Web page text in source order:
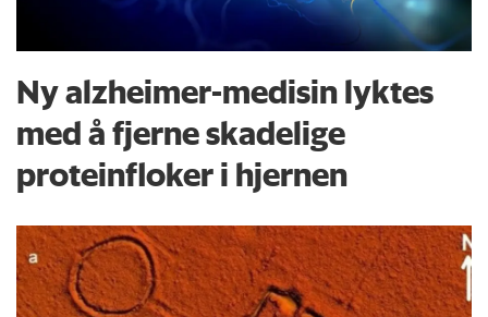
Ny alzheimer-medisin lyktes
med å fjerne skadelige
proteinfloker i hjernen